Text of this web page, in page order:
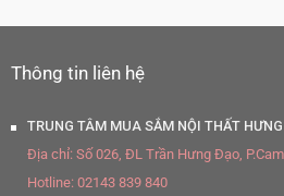
Thông tin liên hệ
TRUNG TÂM MUA SẮM NỘI THẤT
Địa chỉ: Số 026, ĐL Trần Hưng Đạo,
Hotline: 02143 839 840